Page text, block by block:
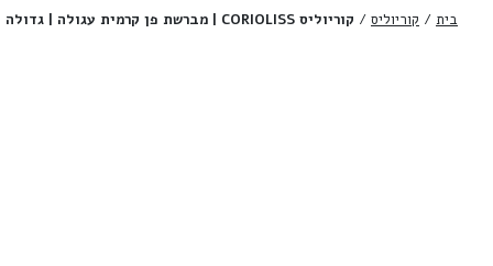
בית / קוריוליס / קוריוליס CORIOLISS | מברשת פן קרמית עגולה | גדולה